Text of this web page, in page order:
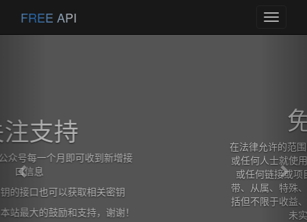
Toggle
FREE API
在法律允许的范围内，本网站在此声明,不承担用户
或任何人士就使用或未能使用本网站所提供的信息
或任何链接或项目所引致的任何直接、间接、附
带、从属、特殊、惩罚性或惩戒性的损害赔偿（包
括但不限于收益、预期利润的损失或失去的业务、
未实现预期的节省）。
Previous